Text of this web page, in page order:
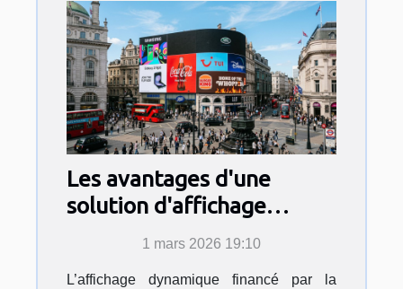
Les avantages d'une
solution d'affichage
dynamique financée par la
1 mars 2026 19:10
L’affichage dynamique financé par la